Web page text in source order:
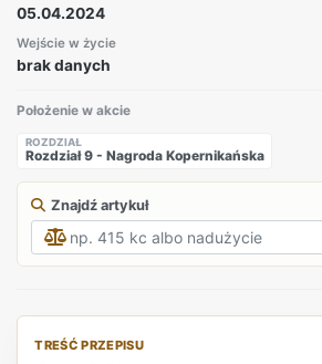
05.04.2024
Wejście w życie
brak danych
Położenie w akcie
ROZDZIAŁ
Rozdział 9 - Nagroda Kopernikańska
Znajdź artykuł
TREŚĆ PRZEPISU